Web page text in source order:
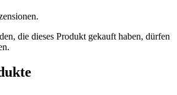
die dieses Produkt gekauft haben, dürfen